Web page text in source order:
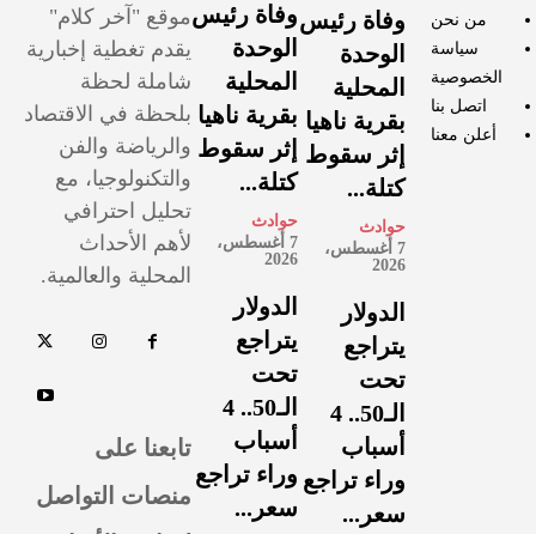
من نحن
سياسة
الخصوصية
اتصل بنا
أعلن معنا
وفاة رئيس
الوحدة
المحلية
بقرية ناهيا
إثر سقوط
كتلة...
حوادث
7 أغسطس،
2026
الدولار
يتراجع
تحت
الـ50.. 4
أسباب
وراء تراجع
سعر...
وفاة رئيس
الوحدة
المحلية
بقرية ناهيا
إثر سقوط
كتلة...
حوادث
7 أغسطس،
2026
الدولار
يتراجع
تحت
الـ50.. 4
أسباب
وراء تراجع
سعر...
موقع "آخر كلام"
يقدم تغطية إخبارية
شاملة لحظة
بلحظة في الاقتصاد
والرياضة والفن
والتكنولوجيا، مع
تحليل احترافي
لأهم الأحداث
المحلية والعالمية.
تابعنا على
منصات التواصل